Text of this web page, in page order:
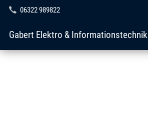
06322 989822
Gabert Elektro & Informationstechnik